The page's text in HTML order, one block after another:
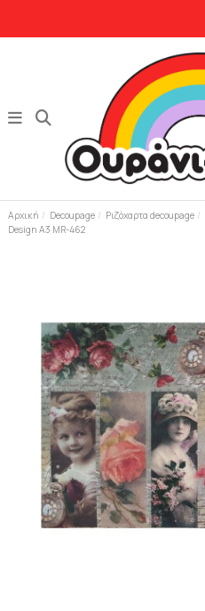
Αρχική Decoupage Ριζόχαρτα decoupage
Design A3 MR-462